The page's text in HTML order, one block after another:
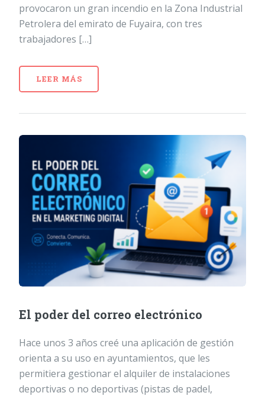
provocaron un gran incendio en la Zona Industrial
Petrolera del emirato de Fuyaira, con tres
trabajadores […]
LEER MÁS
El poder del correo electrónico
Hace unos 3 años creé una aplicación de gestión
orienta a su uso en ayuntamientos, que les
permitiera gestionar el alquiler de instalaciones
deportivas o no deportivas (pistas de padel,